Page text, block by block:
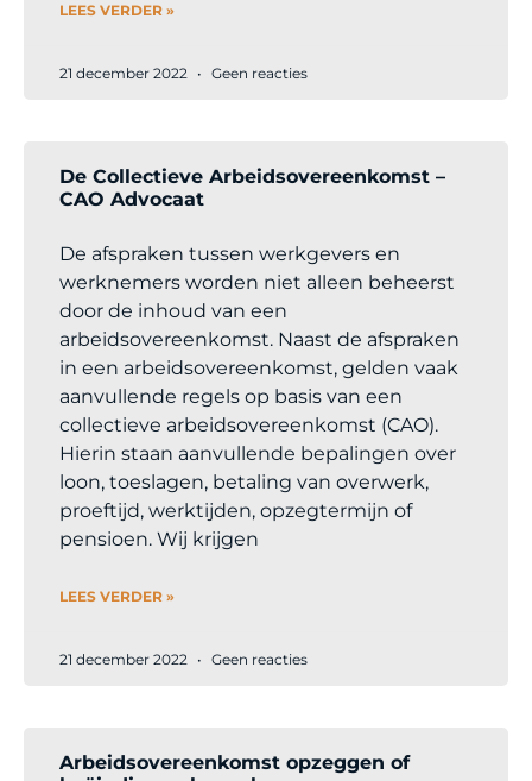
LEES VERDER »
21 december 2022 Geen reacties
De Collectieve Arbeidsovereenkomst –
CAO Advocaat
De afspraken tussen werkgevers en
werknemers worden niet alleen beheerst
door de inhoud van een
arbeidsovereenkomst. Naast de afspraken
in een arbeidsovereenkomst, gelden vaak
aanvullende regels op basis van een
collectieve arbeidsovereenkomst (CAO).
Hierin staan aanvullende bepalingen over
loon, toeslagen, betaling van overwerk,
proeftijd, werktijden, opzegtermijn of
pensioen. Wij krijgen
LEES VERDER »
21 december 2022 Geen reacties
Arbeidsovereenkomst opzeggen of